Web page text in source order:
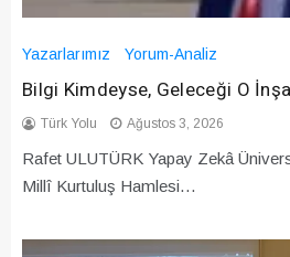
Yazarlarımız Yorum-Analiz
Bilgi Kimdeyse, Geleceği O
Türk Yolu Ağustos 3, 2026
Rafet ULUTÜRK Yapay Zekâ
Millî Kurtuluş Hamlesi…